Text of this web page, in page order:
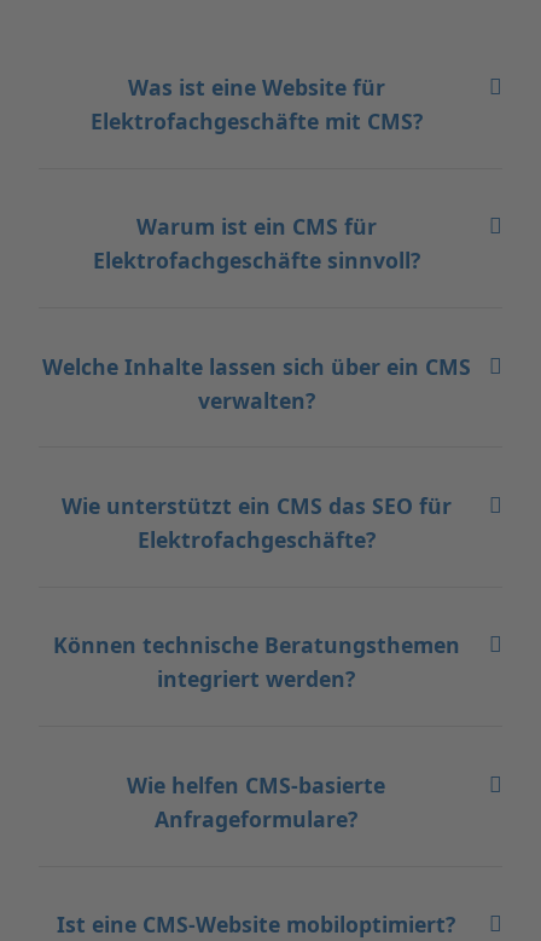
Was ist eine Website für
Elektrofachgeschäfte mit CMS?
Warum ist ein CMS für
Elektrofachgeschäfte sinnvoll?
Welche Inhalte lassen sich über ein CMS
verwalten?
Wie unterstützt ein CMS das SEO für
Elektrofachgeschäfte?
Können technische Beratungsthemen
integriert werden?
Wie helfen CMS-basierte
Anfrageformulare?
Ist eine CMS-Website mobiloptimiert?